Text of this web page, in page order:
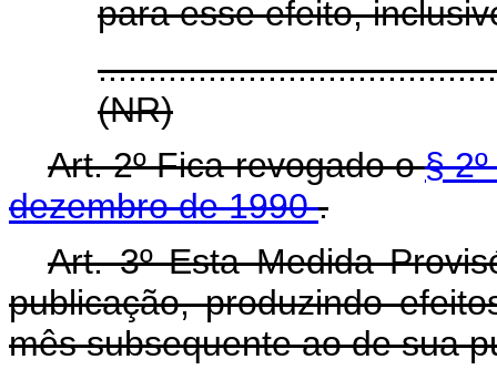
para esse efeito,
(NR)
Art. 2º Fica revogado o§
dezembro de 1990.
Art. 3º Esta Medida
publicação, produzindo
mês subsequente ao de sua